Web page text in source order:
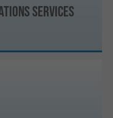
Services